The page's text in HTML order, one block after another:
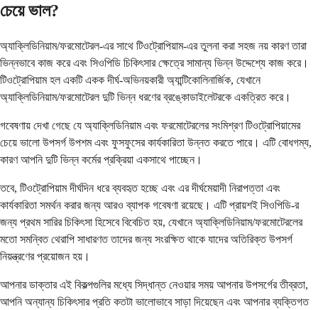
চেয়ে ভাল?
অ্যাক্লিডিনিয়াম/ফরমোটেরল-এর সাথে টিওট্রোপিয়াম-এর তুলনা করা সহজ নয় কারণ তারা
ভিন্নভাবে কাজ করে এবং সিওপিডি চিকিৎসার ক্ষেত্রে সামান্য ভিন্ন উদ্দেশ্যে কাজ করে।
টিওট্রোপিয়াম হল একটি একক দীর্ঘ-অভিনয়কারী অ্যান্টিকোলিনার্জিক, যেখানে
অ্যাক্লিডিনিয়াম/ফরমোটেরল দুটি ভিন্ন ধরণের ব্রঙ্কোডাইলেটরকে একত্রিত করে।
গবেষণায় দেখা গেছে যে অ্যাক্লিডিনিয়াম এবং ফরমোটেরলের সংমিশ্রণ টিওট্রোপিয়ামের
চেয়ে ভালো উপসর্গ উপশম এবং ফুসফুসের কার্যকারিতা উন্নত করতে পারে। এটি বোধগম্য,
কারণ আপনি দুটি ভিন্ন কর্মের প্রক্রিয়া একসাথে পাচ্ছেন।
তবে, টিওট্রোপিয়াম দীর্ঘদিন ধরে ব্যবহৃত হচ্ছে এবং এর দীর্ঘমেয়াদী নিরাপত্তা এবং
কার্যকারিতা সমর্থন করার জন্য আরও ব্যাপক গবেষণা রয়েছে। এটি প্রায়শই সিওপিডি-র
জন্য প্রথম সারির চিকিৎসা হিসেবে বিবেচিত হয়, যেখানে অ্যাক্লিডিনিয়াম/ফরমোটেরলের
মতো সমন্বিত থেরাপি সাধারণত তাদের জন্য সংরক্ষিত থাকে যাদের অতিরিক্ত উপসর্গ
নিয়ন্ত্রণের প্রয়োজন হয়।
আপনার ডাক্তার এই বিকল্পগুলির মধ্যে সিদ্ধান্ত নেওয়ার সময় আপনার উপসর্গের তীব্রতা,
আপনি অন্যান্য চিকিৎসার প্রতি কতটা ভালোভাবে সাড়া দিয়েছেন এবং আপনার ব্যক্তিগত